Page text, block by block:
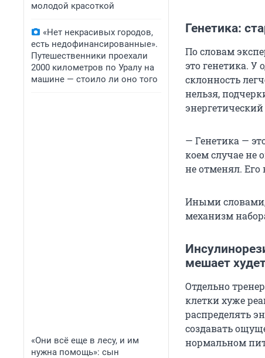
молодой красоткой
«Нет некрасивых городов,
есть недофинансированные».
Путешественники проехали
2000 километров по Уралу на
машине — стоило ли оно того
«Они всё еще в лесу, и им
нужна помощь»: сын
Генетика:
По словам
это генетика. У
склонность
нельзя,
— Генетика —
коем случае не
не отменял. Его
Иными словами,
механизм
мешает
Отдельно
клетки хуже
распределять
создавать
нормальном